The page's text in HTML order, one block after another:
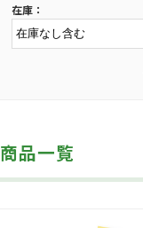
在庫：
商品一覧